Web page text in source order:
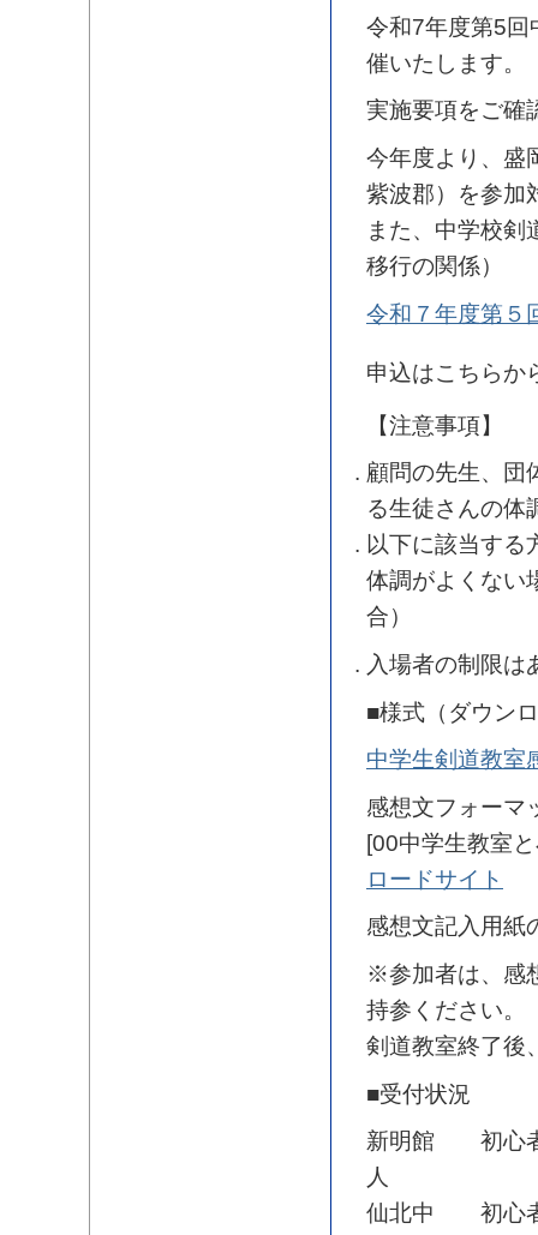
令和7年度第5回
催いたします。
実施要項をご確
今年度より、盛
紫波郡）を参加
また、中学校剣
移行の関係）
令和７年度第５
申込はこちら
【注意事項】
顧問の先生、団
る生徒さんの体
以下に該当する
体調がよくない
合）
入場者の制限は
■様式（ダウン
中学生剣道教室
感想文フォーマ
[00中学生教室
ロードサイト
感想文記入用紙
※参加者は、感
持参ください。
剣道教室終了後
■受付状況
新明館 初心者
人
仙北中 初心者